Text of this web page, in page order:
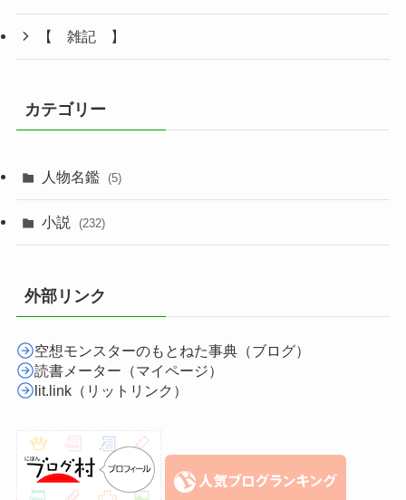
【 雑記 】
カテゴリー
人物名鑑 (5)
小説 (232)
外部リンク
空想モンスターのもとねた事典（ブログ）
読書メーター（マイページ）
lit.link（リットリンク）